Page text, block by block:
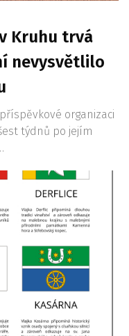
Kruhu trvá
nevysvětlilo
organizaci
týdnů po jejím